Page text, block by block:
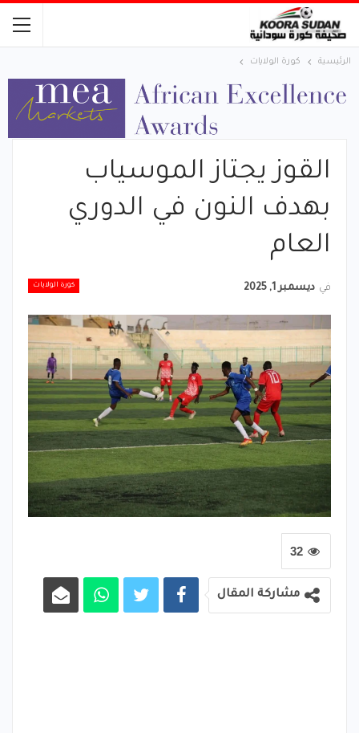
الرئيسية كورة الولايات
القوز يجتاز الموسياب
بهدف النون في الدوري
العام
كورة الولايات في ديسمبر 1, 2025
32
مشاركة المقال